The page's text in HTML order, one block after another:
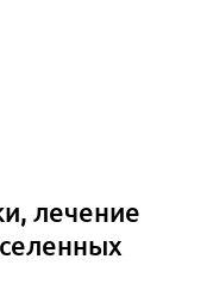
лечение